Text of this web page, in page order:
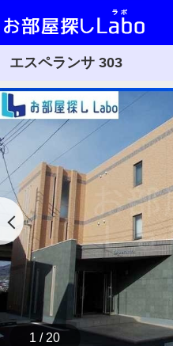
エスペランサ 303
1 / 20